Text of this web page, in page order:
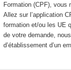
Formation (CPF), vous
Allez sur l’application
formation et/ou les UE
de votre demande,
d’établissement d’un